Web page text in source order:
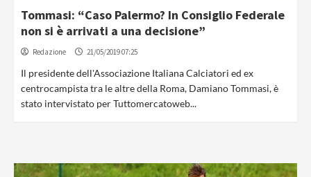
Tommasi: “Caso Palermo? In Consiglio Federale
non si è arrivati a una decisione”
Redazione 21/05/2019 07:25
Il presidente dell'Associazione Italiana Calciatori ed ex
centrocampista tra le altre della Roma, Damiano Tommasi, è
stato intervistato per Tuttomercatoweb...